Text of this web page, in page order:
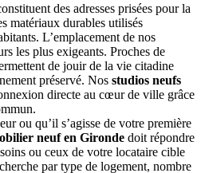
des adresses prisées pour la
matériaux durables utilisés
L’emplacement de nos
les plus exigeants. Proches de
de jouir de la vie citadine
préservé. Nos studios neufs
directe au cœur de ville grâce
ou qu’il s’agisse de votre première
neuf en Gironde doit répondre
ou ceux de votre locataire cible
par type de logement, nombre